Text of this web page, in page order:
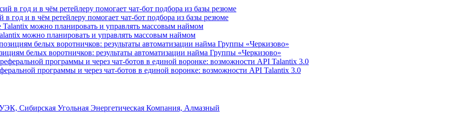
год и в чём ретейлеру помогает чат-бот подбора из базы резюме
можно планировать и управлять массовым наймом
белых воротничков: результаты автоматизации найма Группы «Черкизово»
программы и через чат-ботов в единой воронке: возможности API Talantix 3.0
Сибирская Угольная Энергетическая Компания, Алмазный